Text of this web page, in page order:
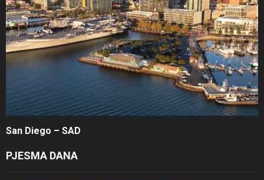
San Diego – SAD
PJESMA DANA